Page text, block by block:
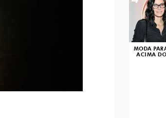
MODA
ACIMA